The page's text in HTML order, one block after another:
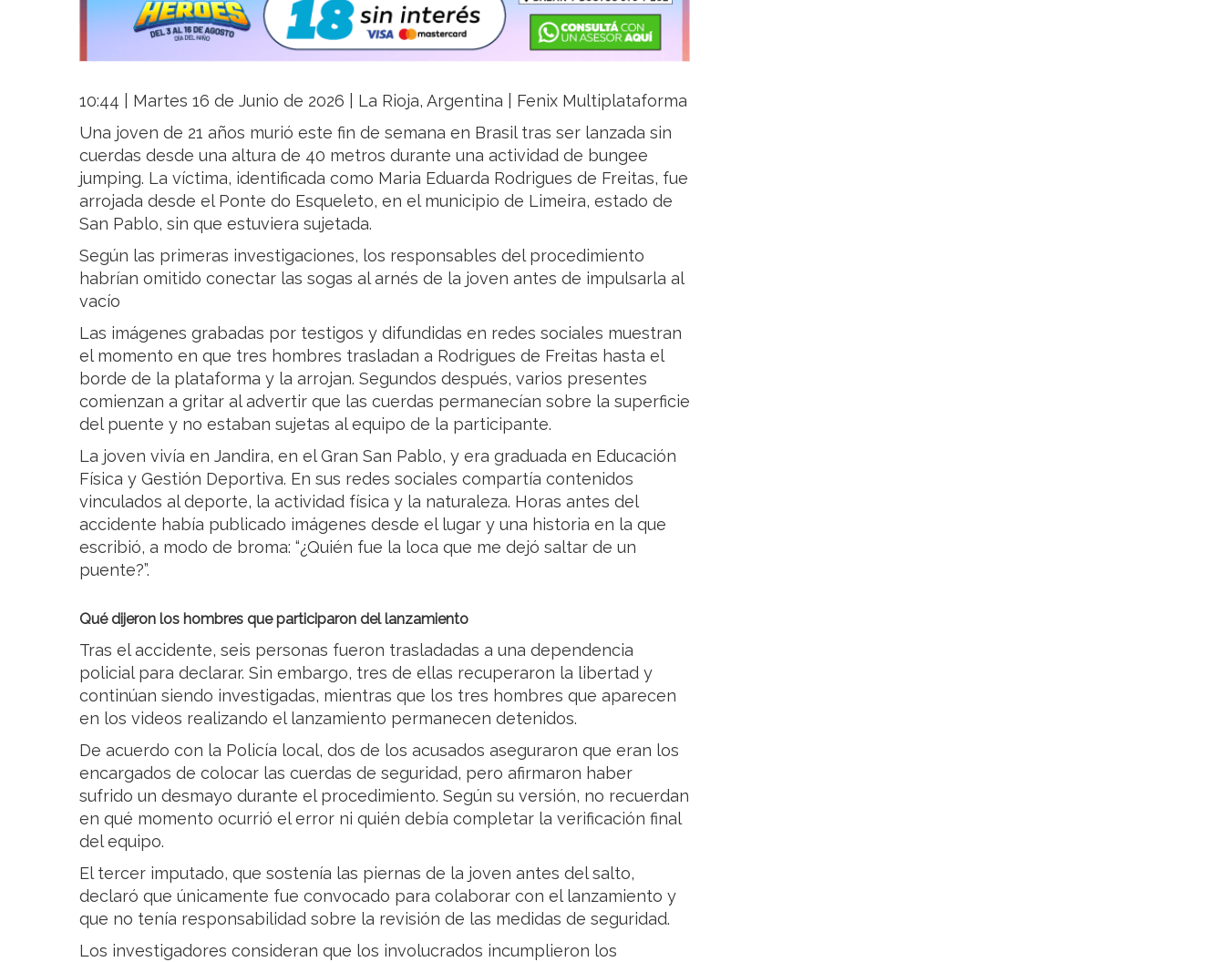
10:44 | Martes 16 de Junio de 2026 | La Rioja, Argentina | Fenix Multiplataforma
Una joven de 21 años murió este fin de semana en Brasil tras ser lanzada sin
cuerdas desde una altura de 40 metros durante una actividad de bungee
jumping. La víctima, identificada como Maria Eduarda Rodrigues de Freitas, fue
arrojada desde el Ponte do Esqueleto, en el municipio de Limeira, estado de
San Pablo, sin que estuviera sujetada.
Según las primeras investigaciones, los responsables del procedimiento
habrían omitido conectar las sogas al arnés de la joven antes de impulsarla al
vacío
Las imágenes grabadas por testigos y difundidas en redes sociales muestran
el momento en que tres hombres trasladan a Rodrigues de Freitas hasta el
borde de la plataforma y la arrojan. Segundos después, varios presentes
comienzan a gritar al advertir que las cuerdas permanecían sobre la superficie
del puente y no estaban sujetas al equipo de la participante.
La joven vivía en Jandira, en el Gran San Pablo, y era graduada en Educación
Física y Gestión Deportiva. En sus redes sociales compartía contenidos
vinculados al deporte, la actividad física y la naturaleza. Horas antes del
accidente había publicado imágenes desde el lugar y una historia en la que
escribió, a modo de broma: “¿Quién fue la loca que me dejó saltar de un
puente?”.
Qué dijeron los hombres que participaron del lanzamiento
Tras el accidente, seis personas fueron trasladadas a una dependencia
policial para declarar. Sin embargo, tres de ellas recuperaron la libertad y
continúan siendo investigadas, mientras que los tres hombres que aparecen
en los videos realizando el lanzamiento permanecen detenidos.
De acuerdo con la Policía local, dos de los acusados aseguraron que eran los
encargados de colocar las cuerdas de seguridad, pero afirmaron haber
sufrido un desmayo durante el procedimiento. Según su versión, no recuerdan
en qué momento ocurrió el error ni quién debía completar la verificación final
del equipo.
El tercer imputado, que sostenía las piernas de la joven antes del salto,
declaró que únicamente fue convocado para colaborar con el lanzamiento y
que no tenía responsabilidad sobre la revisión de las medidas de seguridad.
Los investigadores consideran que los involucrados incumplieron los